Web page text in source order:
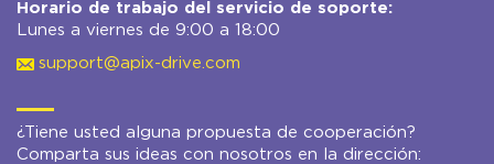
Horario de trabajo del servicio de soporte:
Lunes a viernes de 9:00 a 18:00
support@apix-drive.com
¿Tiene usted alguna propuesta de cooperación?
Comparta sus ideas con nosotros en la dirección: